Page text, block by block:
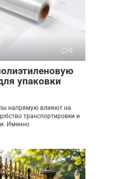
0
упаковки
напрямую влияют на
транспортировки и
Именно